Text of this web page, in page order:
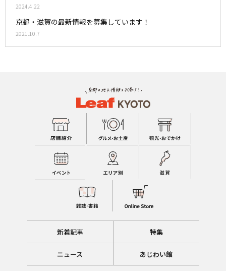
2024.4.22
京都・滋賀の最新情報を募集しています！
2021.10.7
新着記事 特集
ニュース あじわい館